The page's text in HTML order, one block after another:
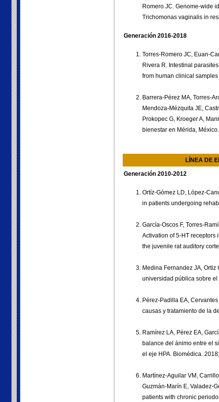
Romero JC. Genome-wide
Trichomonas vaginalis in
Generación 2016-2018
Torres-Romero JC, Euan-
Rivera R. Intestinal
from human clinical
Barrera-Pérez MA, Torres-
Mendoza-Mézquita JE,
Prokopec G, Kroeger A,
bienestar en Mérida,
LÍNEA DE
Generación 2010-2012
Ortíz-Gómez LD, López-
in patients undergoing
García-Oscos F, Torres-
Activation of 5-HT receptors
the juvenile rat auditory
Medina Fernandez JA,
universidad pública sobre
Pérez-Padilla EA,
causas y tratamiento de la
Ramírez LA, Pérez EA,
balance del ánimo entre el
el eje HPA. Biomédica.
Martínez-Aguilar VM,
Guzmán-Marín E, Valadez-
patients with chronic